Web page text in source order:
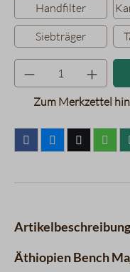
Handfilter
Siebträger
Zum Merkzettel
Artikelbeschreibung
Äthiopien Bench